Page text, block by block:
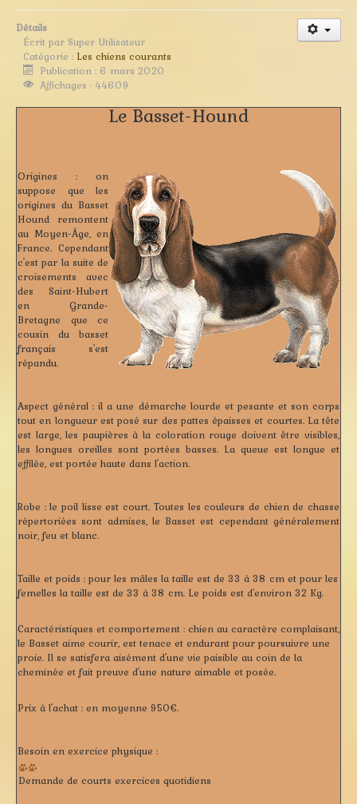
Détails
Écrit par Super Utilisateur
Catégorie : Les chiens courants
Publication : 6 mars 2020
Affichages : 44609
Le Basset-Hound
Origines : on
suppose que les
origines du Basset
Hound remontent
au Moyen-Âge, en
France. Cependant
c'est par la suite de
croisements avec
des Saint-Hubert
en Grande-
Bretagne que ce
cousin du basset
français s'est
répandu.
Aspect général : il a une démarche lourde et pesante et son corps
tout en longueur est posé sur des pattes épaisses et courtes. La tête
est large, les paupières à la coloration rouge doivent être visibles,
les longues oreilles sont portées basses. La queue est longue et
effilée, est portée haute dans l'action.
Robe :le poil lisse est court. Toutes les couleurs de chien de chasse
répertoriées sont admises, le Basset est cependant généralement
noir, feu et blanc.
Taille et poids : pour les mâles la taille est de 33 à 38 cm et pour les
femelles la taille est de 33 à 38 cm. Le poids est d'environ 32 Kg.
Caractéristiques et comportement : chien au caractère complaisant,
le Basset aime courir, est tenace et endurant pour poursuivre une
proie. Il se satisfera aisément d'une vie paisible au coin de la
cheminée et fait preuve d'une nature aimable et posée.
Prix à l'achat : en moyenne 950€.
Besoin en exercice physique :
Demande de courts exercices quotidiens